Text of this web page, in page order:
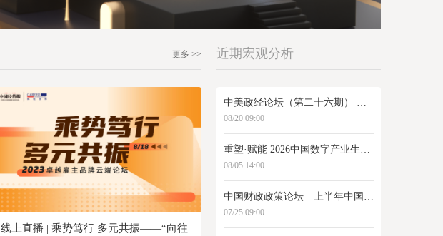
更多 >>
线上直播 | 乘势笃行 多元共振——“向往
近期宏观分析
中美政经论坛（第二十六期） 《美国国家创新体系解构：历史演进、制度设计与现实挑战》
08/20 09:00
重塑·赋能 2026中国数字产业生态大会
08/05 14:00
中国财政政策论坛—上半年中国财政运行分析
07/25 09:00